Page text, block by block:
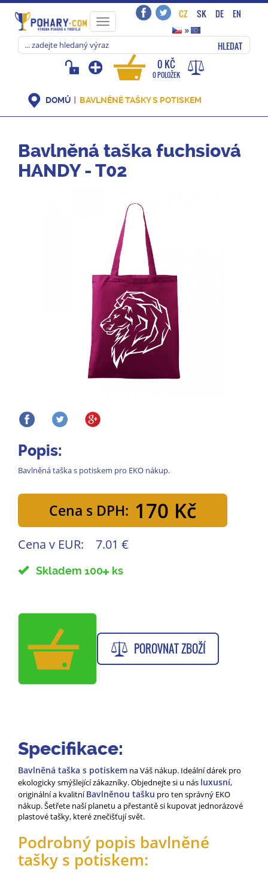
Toggle
navigation
CZ SK DE
EN
»
HLEDAT
0 KČ
0 POLOŽEK
DOMŮ BAVLNĚNÉ TAŠKY S POTISKEM
Bavlněná taška fuchsiová
HANDY - T02
Popis:
Bavlněná taška s potiskem pro EKO nákup.
Cena s DPH: 170 Kč
Cena v EUR: 7.01 €
Skladem 100 ks
POROVNAT ZBOŽÍ
Specifikace:
Bavlněná taška s potiskem na Váš nákup. Ideální dárek pro
ekologicky smýšlející zákazníky. Objednejte si u nás luxusní,
originální a kvalitníBavlněnou tašku pro ten správný EKO
nákup. Šetřete naší planetu a přestantě si kupovat jednorázové
plastové tašky, které znečišťují svět.
Podrobný popis bavlněné
tašky s potiskem: